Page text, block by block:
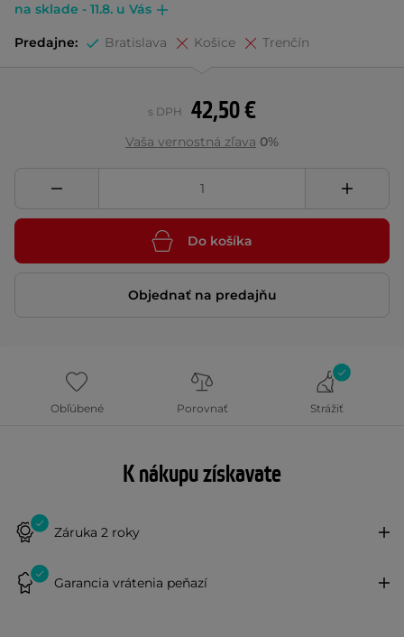
na sklade - 11.8. u Vás
Predajne: Bratislava Košice Trenčín
42,50 €
s DPH
Vaša vernostná zľava 0%
Do košíka
Objednať na predajňu
Obľúbené Porovnať Strážiť
K nákupu získavate
Záruka 2 roky
Garancia vrátenia peňazí